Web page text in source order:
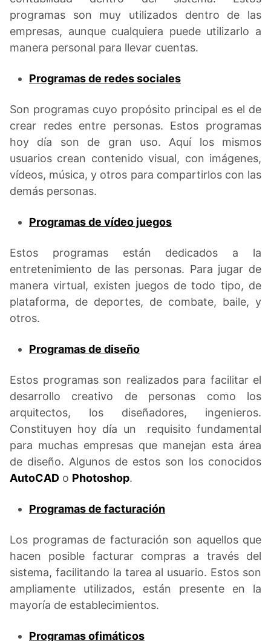
programas son muy utilizados dentro de las
empresas, aunque cualquiera puede utilizarlo a
manera personal para llevar cuentas.
Programas de redes sociales
Son programas cuyo propósito principal es el de
crear redes entre personas. Estos programas
hoy día son de gran uso. Aquí los mismos
usuarios crean contenido visual, con imágenes,
vídeos, música, y otros para compartirlos con las
demás personas.
Programas de vídeo juegos
Estos programas están dedicados a la
entretenimiento de las personas. Para jugar de
manera virtual, existen juegos de todo tipo, de
plataforma, de deportes, de combate, baile, y
otros.
Programas de diseño
Estos programas son realizados para facilitar el
desarrollo creativo de personas como los
arquitectos, los diseñadores, ingenieros.
Constituyen hoy día un requisito fundamental
para muchas empresas que manejan esta área
de diseño. Algunos de estos son los conocidos
AutoCAD o Photoshop.
Programas de facturación
Los programas de facturación son aquellos que
hacen posible facturar compras a través del
sistema, facilitando la tarea al usuario. Estos son
ampliamente utilizados, están presente en la
mayoría de establecimientos.
Programas ofimáticos